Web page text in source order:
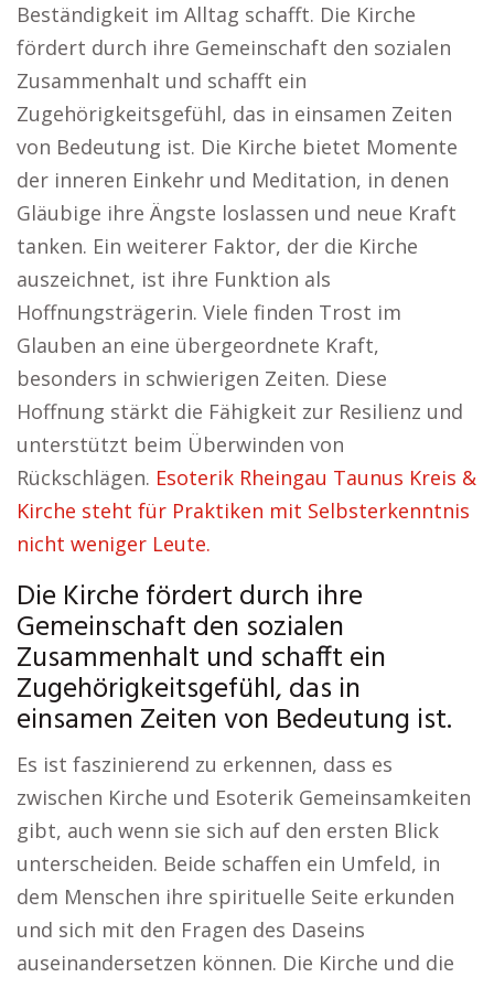
Beständigkeit im Alltag schafft. Die Kirche
fördert durch ihre Gemeinschaft den sozialen
Zusammenhalt und schafft ein
Zugehörigkeitsgefühl, das in einsamen Zeiten
von Bedeutung ist. Die Kirche bietet Momente
der inneren Einkehr und Meditation, in denen
Gläubige ihre Ängste loslassen und neue Kraft
tanken. Ein weiterer Faktor, der die Kirche
auszeichnet, ist ihre Funktion als
Hoffnungsträgerin. Viele finden Trost im
Glauben an eine übergeordnete Kraft,
besonders in schwierigen Zeiten. Diese
Hoffnung stärkt die Fähigkeit zur Resilienz und
unterstützt beim Überwinden von
Rückschlägen. Esoterik Rheingau Taunus Kreis &
Kirche steht für Praktiken mit Selbsterkenntnis
nicht weniger Leute.
Die Kirche fördert durch ihre
Gemeinschaft den sozialen
Zusammenhalt und schafft ein
Zugehörigkeitsgefühl, das in
einsamen Zeiten von Bedeutung ist.
Es ist faszinierend zu erkennen, dass es
zwischen Kirche und Esoterik Gemeinsamkeiten
gibt, auch wenn sie sich auf den ersten Blick
unterscheiden. Beide schaffen ein Umfeld, in
dem Menschen ihre spirituelle Seite erkunden
und sich mit den Fragen des Daseins
auseinandersetzen können. Die Kirche und die